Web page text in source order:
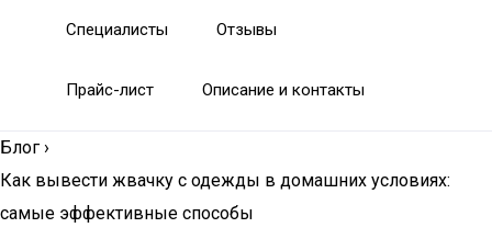
Специалисты Отзывы
Прайс-лист Описание и контакты
Блог ›
Как вывести жвачку с одежды в домашних условиях:
самые эффективные способы